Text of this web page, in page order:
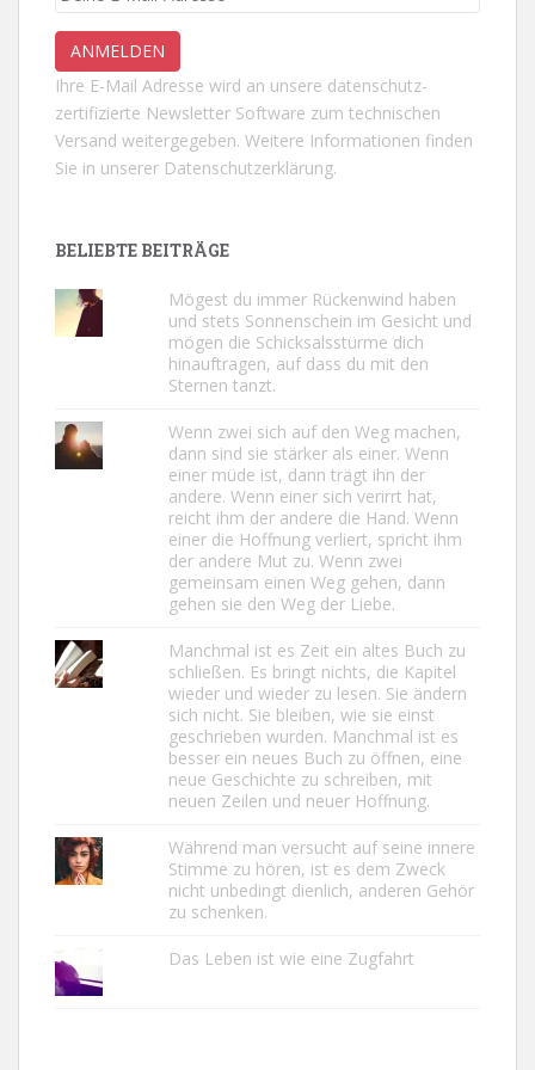
Ihre E-Mail Adresse wird an unsere datenschutz-
zertifizierte Newsletter Software zum technischen
Versand weitergegeben. Weitere Informationen finden
Sie in unserer Datenschutzerklärung.
BELIEBTE BEITRÄGE
Mögest du immer Rückenwind haben
und stets Sonnenschein im Gesicht und
mögen die Schicksalsstürme dich
hinauftragen, auf dass du mit den
Sternen tanzt.
Wenn zwei sich auf den Weg machen,
dann sind sie stärker als einer. Wenn
einer müde ist, dann trägt ihn der
andere. Wenn einer sich verirrt hat,
reicht ihm der andere die Hand. Wenn
einer die Hoffnung verliert, spricht ihm
der andere Mut zu. Wenn zwei
gemeinsam einen Weg gehen, dann
gehen sie den Weg der Liebe.
Manchmal ist es Zeit ein altes Buch zu
schließen. Es bringt nichts, die Kapitel
wieder und wieder zu lesen. Sie ändern
sich nicht. Sie bleiben, wie sie einst
geschrieben wurden. Manchmal ist es
besser ein neues Buch zu öffnen, eine
neue Geschichte zu schreiben, mit
neuen Zeilen und neuer Hoffnung.
Während man versucht auf seine innere
Stimme zu hören, ist es dem Zweck
nicht unbedingt dienlich, anderen Gehör
zu schenken.
Das Leben ist wie eine Zugfahrt